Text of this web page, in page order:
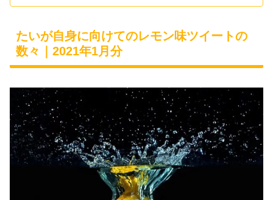
たいが自身に向けてのレモン味ツイートの
数々｜2021年1月分